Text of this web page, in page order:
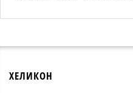
ХЕЛИКОН